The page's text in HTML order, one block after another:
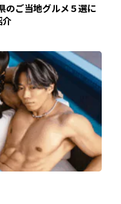
のご当地グルメ５選に
介